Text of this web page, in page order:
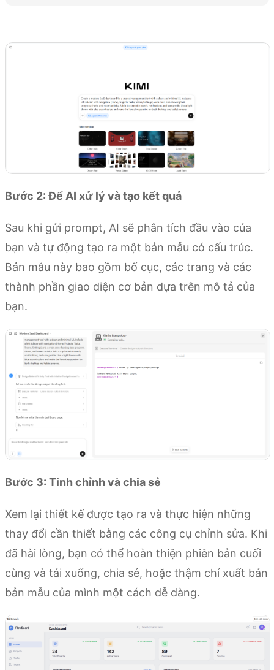
Bước 2: Để AI xử lý và tạo kết quả
Sau khi gửi prompt, AI sẽ phân tích đầu vào của
bạn và tự động tạo ra một bản mẫu có cấu trúc.
Bản mẫu này bao gồm bố cục, các trang và các
thành phần giao diện cơ bản dựa trên mô tả của
bạn.
Bước 3: Tinh chỉnh và chia sẻ
Xem lại thiết kế được tạo ra và thực hiện những
thay đổi cần thiết bằng các công cụ chỉnh sửa. Khi
đã hài lòng, bạn có thể hoàn thiện phiên bản cuối
cùng và tải xuống, chia sẻ, hoặc thậm chí xuất bản
bản mẫu của mình một cách dễ dàng.